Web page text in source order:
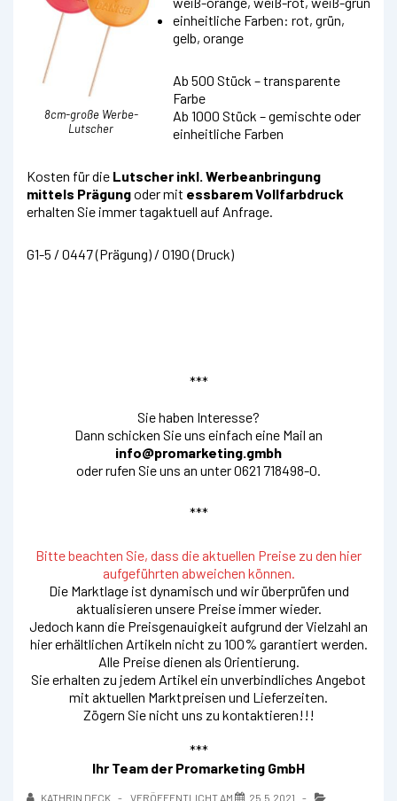
8cm-große Werbe-
Lutscher
einheitliche Farben: rot, grün,
gelb, orange
Ab 500 Stück – transparente
Farbe
Ab 1000 Stück – gemischte oder
einheitliche Farben
Kosten für die Lutscher inkl. Werbeanbringung
mittels Prägungoder mit essbarem Vollfarbdruck
erhalten Sie immer tagaktuell auf Anfrage.
G1-5 / 0447 (Prägung) / 0190 (Druck)
***
Sie haben Interesse?
Dann schicken Sie uns einfach eine Mail an
info@promarketing.gmbh
oder rufen Sie uns an unter 0621 718498-0.
***
Bitte beachten Sie, dass die aktuellen Preise zu den hier
aufgeführten abweichen können.
Die Marktlage ist dynamisch und wir überprüfen und
aktualisieren unsere Preise immer wieder.
Jedoch kann die Preisgenauigkeit aufgrund der Vielzahl an
hier erhältlichen Artikeln nicht zu 100% garantiert werden.
Alle Preise dienen als Orientierung.
Sie erhalten zu jedem Artikel ein unverbindliches Angebot
mit aktuellen Marktpreisen und Lieferzeiten.
Zögern Sie nicht uns zu kontaktieren!!!
***
Ihr Team der Promarketing GmbH
KATHRIN DECK VERÖFFENTLICHT AM 25.5.2021